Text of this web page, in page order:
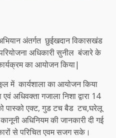
अंतर्गत छुईखदान विकासखंड
परियोजना अधिकारी सुनील बंजारे के
का आयोजन किया|
में कार्यशाला का आयोजन किया
अधिवक्ता गजाला निशा द्वारा 14
पास्को एक्ट, गुड टच बैड टच,घरेलू
अधिनियम की जानकारी दी गई
से परिचित एवम सजग सके।